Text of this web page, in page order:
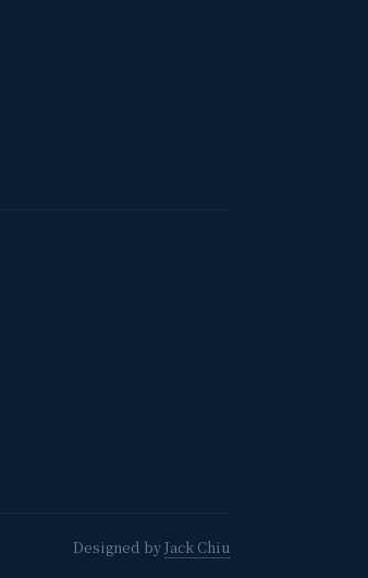
Designed byJack Chiu